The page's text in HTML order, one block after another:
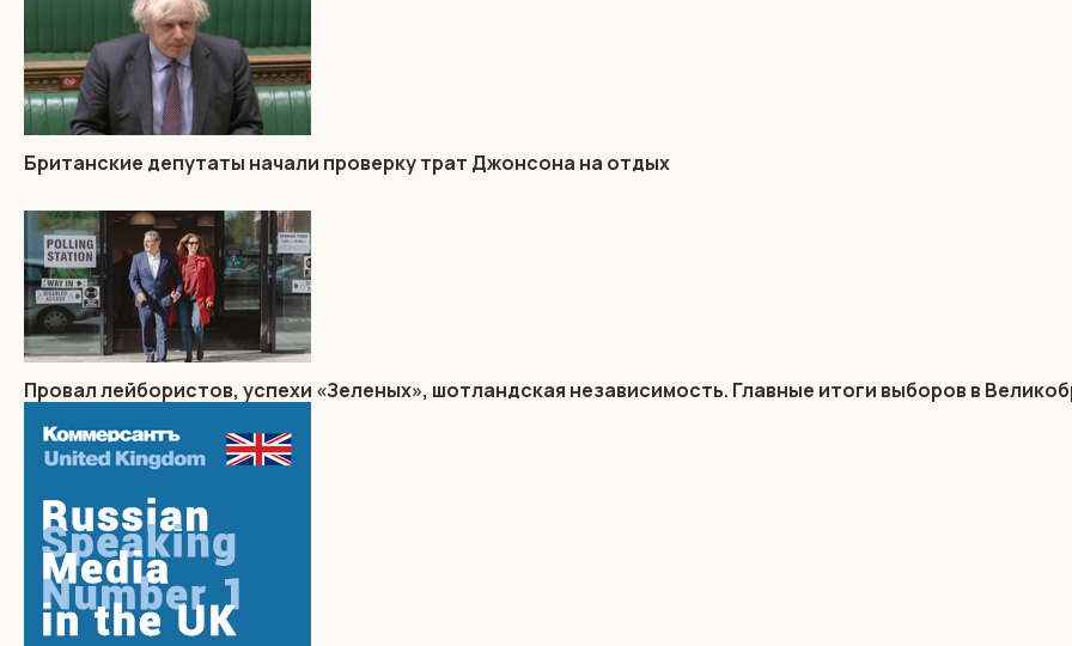
Британские депутаты начали проверку трат Джонсона на отдых
Провал лейбористов, успехи «Зеленых», шотландская независимость. Главные итоги выборов в